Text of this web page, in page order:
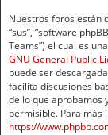
Nuestros foros están
“sus”, “software
Teams”) el cual es
GNU General Public
puede ser
facilita discusiones
de lo que aprobamos
permisible. Para más
https://